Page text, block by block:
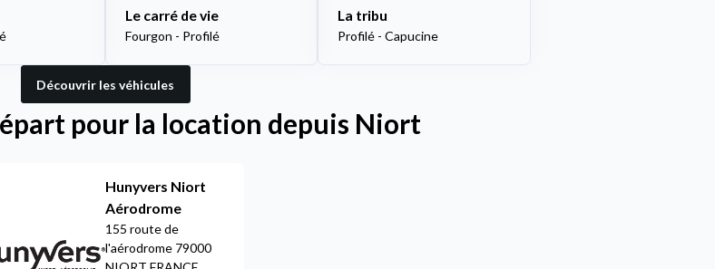
Le carré de vie
Fourgon - Profilé
La tribu
Profilé - Capucine
Découvrir les véhicules
pour la location depuis Niort
Hunyvers Niort
Aérodrome
155 route de
l'aérodrome 79000